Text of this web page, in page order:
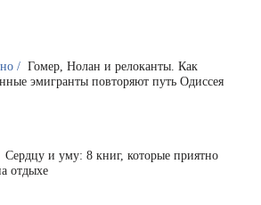
/ Гомер, Нолан и релоканты. Как
эмигранты повторяют путь Одиссея
Сердцу и уму: 8 книг, которые приятно
отдыхе